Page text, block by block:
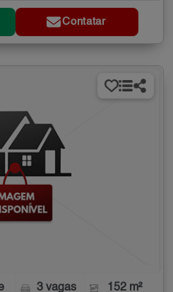
Contatar
3 vagas 152 m²